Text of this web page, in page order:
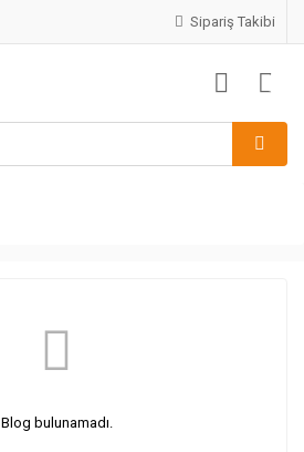
Sipariş Takibi
Blog bulunamadı.